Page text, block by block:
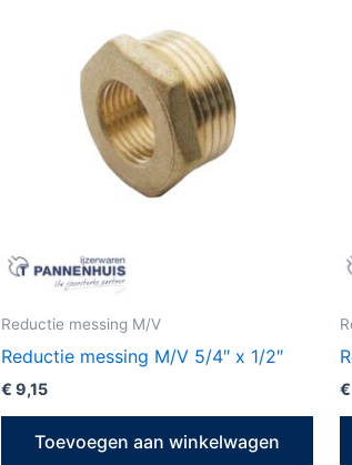
Reductie messing M/V
Reductie messing M/V 5/4″ x 1/2″
€ 9,15
Toevoegen aan winkelwagen
€